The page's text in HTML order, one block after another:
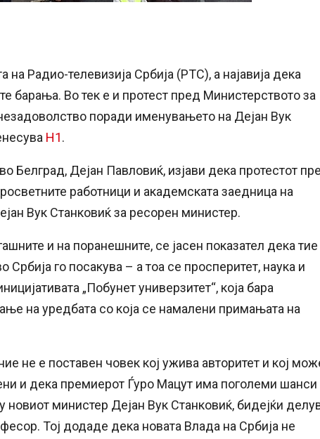
Радио-телевизија Србија (РТС), а најавија дека
барања. Во тек е и протест пред Министерството за
поради именувањето на Дејан Вук
Н1.
Белград, Дејан Павловиќ, изјави дека протестот
работници и академската заедница на
Вук Станковиќ за ресорен министер.
и на поранешните, се јасен показател дека тие
го посакува – а тоа се просперитет, наука и
„Побунет универзитет“, која бара
на уредбата со која се намалени примањата на
не е поставен човек кој ужива авторитет и кој
и дека премиерот Ѓуро Мацут има поголеми шанси
новиот министер Дејан Вук Станковиќ, бидејќи
Тој додаде дека новата Влада на Србија не